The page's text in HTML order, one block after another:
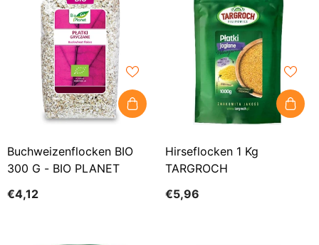
Buchweizenflocken BIO
300 G - BIO PLANET
€4,12
Hirseflocken 1 Kg
TARGROCH
€5,96